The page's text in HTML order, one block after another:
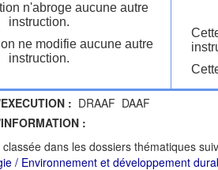
n'abroge aucune autre
instruction.
ne modifie aucune autre
instruction.
: DRAAF DAAF
:
dans les dossiers thématiques
/ Environnement et développement